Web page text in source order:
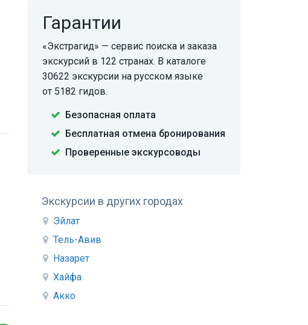
Гарантии
«Экстрагид» — сервис поиска и заказа
экскурсий в 122 странах. В каталоге
30622 экскурсии на русском языке
от 5182 гидов.
Безопасная оплата
Бесплатная отмена бронирования
Проверенные экскурсоводы
Экскурсии в других городах
Эйлат
Тель-Авив
Назарет
Хайфа
Акко